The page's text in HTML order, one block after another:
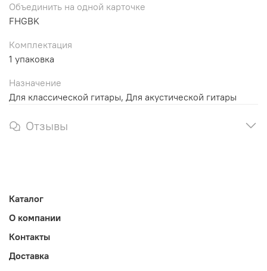
Объединить на одной карточке
FHGBK
Комплектация
1 упаковка
Назначение
Для классической гитары, Для акустической гитары
Отзывы
Каталог
О компании
Контакты
Доставка